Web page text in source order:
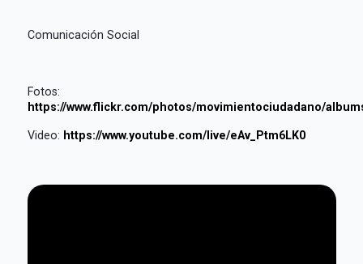
Comunicación Social
Fotos:
https://www.flickr.com/photos/movimientociudadano/
Video: https://www.youtube.com/live/eAv_Ptm6LK0